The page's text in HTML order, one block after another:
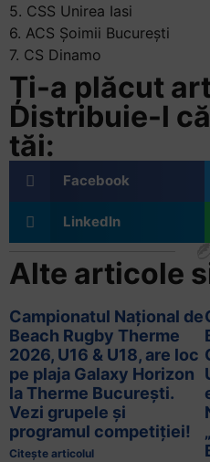
5. CSS Unirea Iasi
6. ACS Șoimii București
7. CS Dinamo
Ți-a plăcut
Distribuie-l
tăi:
Facebook
LinkedIn
Alte articole
Campionatul Național de
Beach Rugby Therme
2026, U16 & U18, are loc
pe plaja Galaxy Horizon
la Therme București.
Vezi grupele și
programul competiției!
Citește articolul